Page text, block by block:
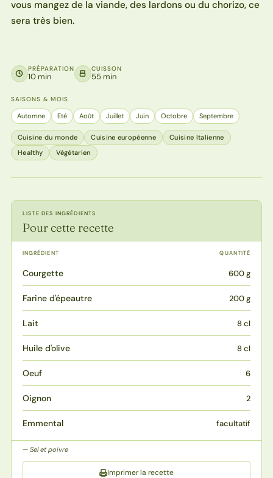
vous mangez de la viande, des lardons ou du chorizo, ce
sera très bien.
PRÉPARATION
10 min
CUISSON
55 min
SAISONS & MOIS
Automne Eté Août Juillet Juin Octobre Septembre
Cuisine du monde Cuisine européenne
Cuisine Italienne
Healthy
Végétarien
LISTE DES INGRÉDIENTS
Pour cette recette
INGRÉDIENT QUANTITÉ
Courgette 600 g
Farine d'épeautre 200 g
Lait 8 cl
Huile d'olive 8 cl
Oeuf 6
Oignon 2
Emmental facultatif
Sel et poivre
Imprimer la recette